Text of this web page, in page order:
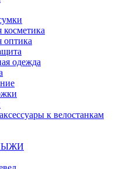
оптика
одежда
к велостанкам